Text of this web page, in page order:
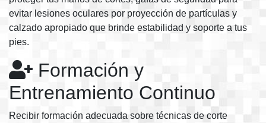
evitar lesiones oculares por proyección de partículas y
calzado apropiado que brinde estabilidad y soporte a tus
pies.
Formación y
Entrenamiento Continuo
Recibir formación adecuada sobre técnicas de corte